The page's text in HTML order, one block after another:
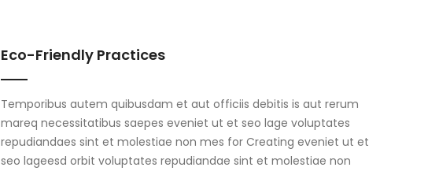
Eco-Friendly Practices
Temporibus autem quibusdam et aut officiis debitis is aut rerum
mareq necessitatibus saepes eveniet ut et seo lage voluptates
repudiandaes sint et molestiae non mes for Creating eveniet ut et
seo lageesd orbit voluptates repudiandae sint et molestiae non